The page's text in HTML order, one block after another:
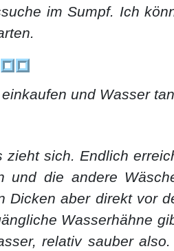
im Sumpf. Ich
und Wasser
sich. Endlich
die andere
aber direkt vor
Wasserhähne
relativ sauber